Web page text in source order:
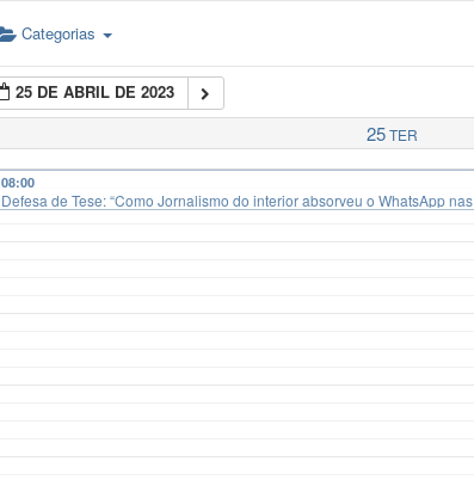
Categorias
25 DE ABRIL DE 2023
25 TER
08:00
Defesa de Tese: “Como Jornalismo do interior absorveu o WhatsApp